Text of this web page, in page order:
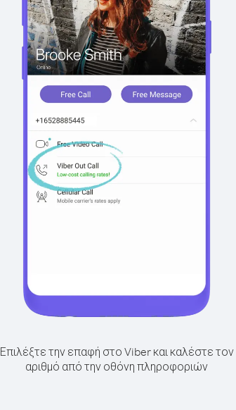
Επιλέξτε την επαφή στο Viber και καλέστε τον
αριθμό από την οθόνη πληροφοριών